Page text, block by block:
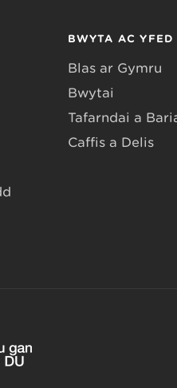
BWYTA AC YFED
Blas ar Gymru
Bwytai
Tafarndai a
Caffis a Delis